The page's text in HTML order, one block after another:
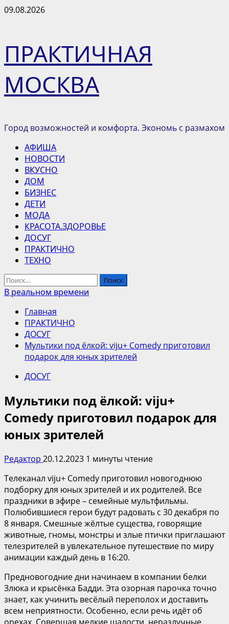
Перейти
09.08.2026
ПРАКТИЧНАЯ
МОСКВА
Город возможностей и комфорта. Экономь с размахом
Основное
меню
АФИША
НОВОСТИ
ВКУСНО
ДОМ
БИЗНЕС
ДЕТИ
МОДА
КРАСОТА.ЗДОРОВЬЕ
ДОСУГ
ПРАКТИЧНО
ТЕХНО
Найти:
В реальном времени
Главная
ПРАКТИЧНО
ДОСУГ
Мультики под ёлкой: viju+ Comedy приготовил
подарок для юных зрителей
ДОСУГ
Мультики под ёлкой: viju+
Comedy приготовил подарок для
юных зрителей
Редактор 20.12.2023 1 минуты чтение
Телеканал viju+ Comedy приготовил новогоднюю
подборку для юных зрителей и их родителей. Все
праздники в эфире – семейные мультфильмы.
Полюбившиеся герои будут радовать с 30 декабря по
8 января. Смешные жёлтые существа, говорящие
животные, гномы, монстры и злые птички приглашают
телезрителей в увлекательное путешествие по миру
анимации каждый день в 16:20.
Предновогодние дни начинаем в компании белки
Злюка и крысёнка Бадди. Эта озорная парочка точно
знает, как учинить весёлый переполох и доставить
всем неприятности. Особенно, если речь идёт об